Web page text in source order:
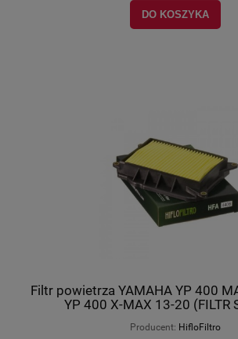
DO KOSZYKA
Filtr powietrza YAMAHA YP 400
YP 400 X-MAX 13-20 (FILTR
Producent: HifloFiltro